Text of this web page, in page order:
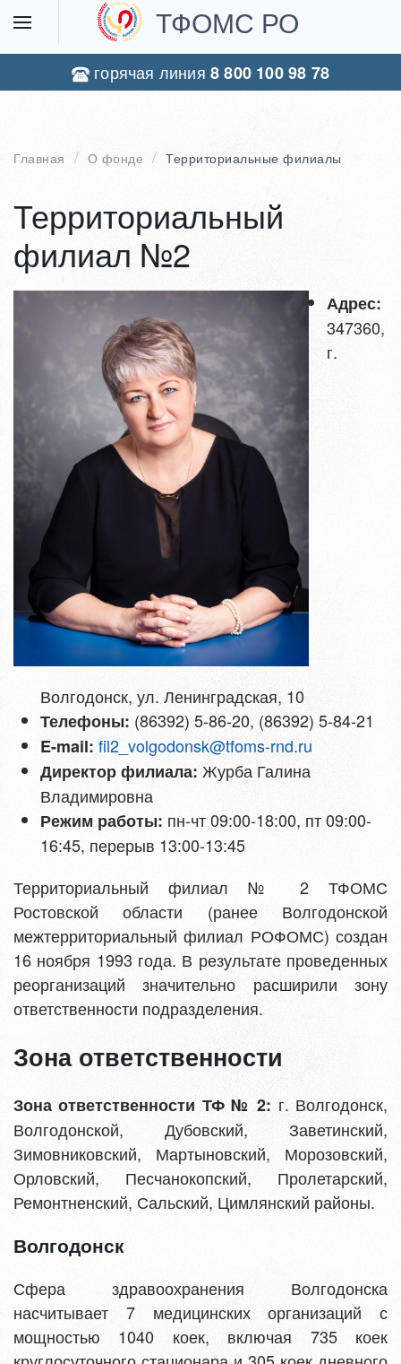
ТФОМС РО
горячая линия 8 800 100 98 78
Главная О фонде Территориальные филиалы
Территориальный
филиал №2
Адрес:
347360,
г.
Волгодонск, ул. Ленинградская, 10
Телефоны: (86392) 5-86-20, (86392) 5-84-21
E-mail: fil2_volgodonsk@tfoms-rnd.ru
Директор филиала: Журба Галина
Владимировна
Режим работы: пн-чт 09:00-18:00, пт 09:00-
16:45, перерыв 13:00-13:45
Территориальный филиал № 2 ТФОМС
Ростовской области (ранее Волгодонской
межтерриториальный филиал РОФОМС) создан
16 ноября 1993 года. В результате проведенных
реорганизаций значительно расширили зону
ответственности подразделения.
Зона ответственности
Зона ответственности ТФ № 2:г. Волгодонск,
Волгодонской, Дубовский, Заветинский,
Зимовниковский, Мартыновский, Морозовский,
Орловский, Песчанокопский, Пролетарский,
Ремонтненский, Сальский, Цимлянский районы.
Волгодонск
Сфера здравоохранения Волгодонска
насчитывает 7 медицинских организаций с
мощностью 1040 коек, включая 735 коек